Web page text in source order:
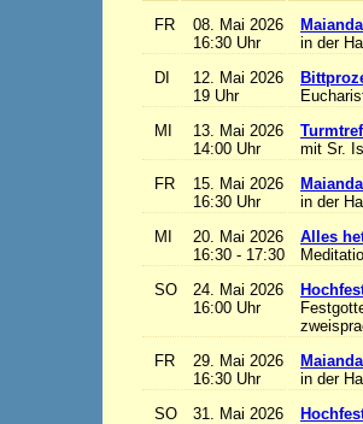
FR
08. Mai 2026
16:30 Uhr
in der
DI
12. Mai 2026
19 Uhr
MI
13. Mai 2026
14:00 Uhr
mit Sr.
FR
15. Mai 2026
16:30 Uhr
in der
MI
20. Mai 2026
16:30 - 17:30
Alles
SO
24. Mai 2026
16:00 Uhr
FR
29. Mai 2026
16:30 Uhr
in der
SO
31. Mai 2026